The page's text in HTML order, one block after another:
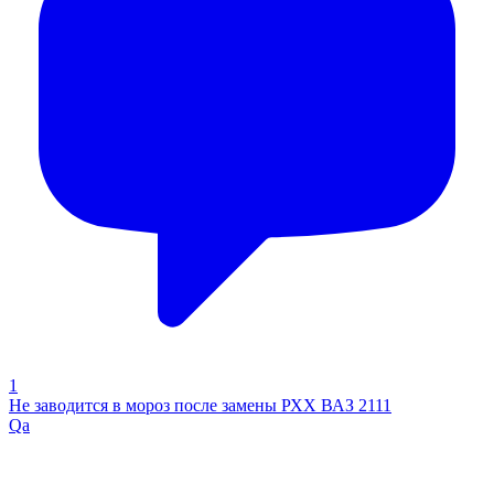
1
Не заводится в мороз после замены РХХ ВАЗ 2111
Qa